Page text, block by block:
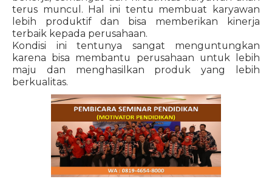
terus muncul. Hal ini tentu membuat karyawan
lebih produktif dan bisa memberikan kinerja
terbaik kepada perusahaan.
Kondisi ini tentunya sangat menguntungkan
karena bisa membantu perusahaan untuk lebih
maju dan menghasilkan produk yang lebih
berkualitas.